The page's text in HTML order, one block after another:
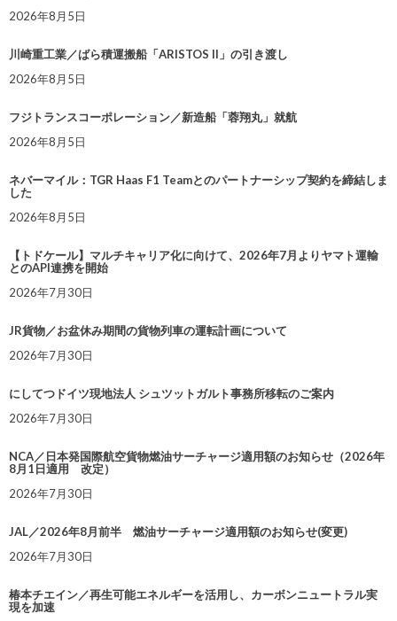
2026年8月5日
川崎重工業／ばら積運搬船「ARISTOS II」の引き渡し
2026年8月5日
フジトランスコーポレーション／新造船「蓉翔丸」就航
2026年8月5日
ネバーマイル：TGR Haas F1 Teamとのパートナーシップ契約を締結しま
した
2026年8月5日
【トドケール】マルチキャリア化に向けて、2026年7月よりヤマト運輸
とのAPI連携を開始
2026年7月30日
JR貨物／お盆休み期間の貨物列車の運転計画について
2026年7月30日
にしてつドイツ現地法人 シュツットガルト事務所移転のご案内
2026年7月30日
NCA／日本発国際航空貨物燃油サーチャージ適用額のお知らせ（2026年
8月1日適用 改定）
2026年7月30日
JAL／2026年8月前半 燃油サーチャージ適用額のお知らせ(変更)
2026年7月30日
椿本チエイン／再生可能エネルギーを活用し、カーボンニュートラル実
現を加速